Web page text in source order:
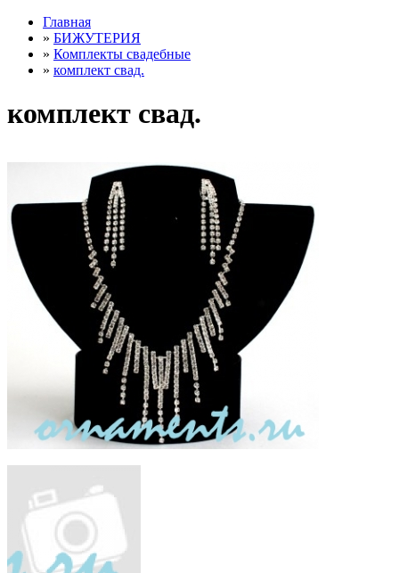
Главная
» БИЖУТЕРИЯ
» Комплекты свадебные
» комплект свад.
комплект свад.